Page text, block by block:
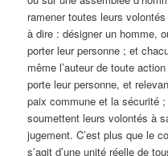
ramener toutes leurs
à dire : désigner un homme,
porter leur personne ; et
même l’auteur de toute
porte leur personne, et
paix commune et la sécurité
soumettent leurs volontés à
jugement. C’est plus que le
s’agit d’une unité réelle de